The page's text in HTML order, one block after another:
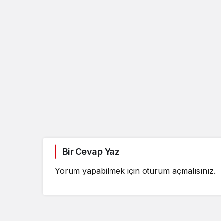
Bir Cevap Yaz
Yorum yapabilmek için oturum açmalısınız.
indirimsiz